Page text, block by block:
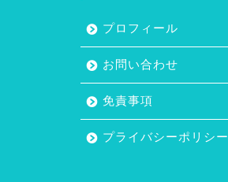
プロフィール
お問い合わせ
免責事項
プライバシーポリシー